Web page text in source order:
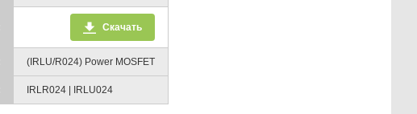
Скачать
(IRLU/R024) Power MOSFET
IRLR024 | IRLU024